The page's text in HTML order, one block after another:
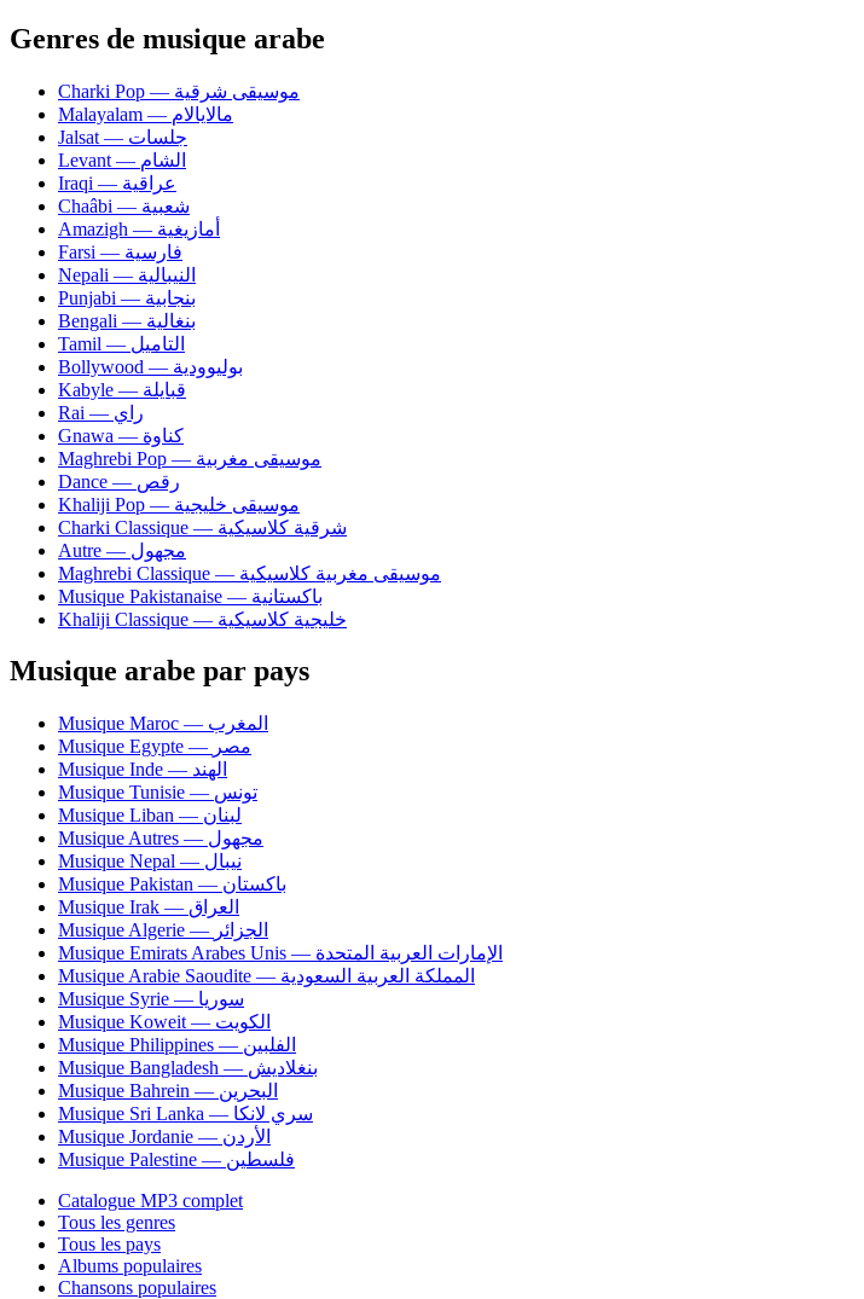
Genres de musique arabe
Charki Pop — موسيقى شرقية
Malayalam — مالايالام
Jalsat — جلسات
Levant — الشام
Iraqi — عراقية
Chaâbi — شعبية
Amazigh — أمازيغية
Farsi — فارسية
Nepali — النيبالية
Punjabi — بنجابية
Bengali — بنغالية
Tamil — التاميل
Bollywood — بوليوودية
Kabyle — قبايلة
Rai — راي
Gnawa — كناوة
Maghrebi Pop — موسيقى مغربية
Dance — رقص
Khaliji Pop — موسيقى خليجية
Charki Classique — شرقية كلاسيكية
Autre — مجهول
Maghrebi Classique — موسيقى مغربية كلاسيكية
Musique Pakistanaise — باكستانية
Khaliji Classique — خليجية كلاسيكية
Musique arabe par pays
Musique Maroc — المغرب
Musique Egypte — مصر
Musique Inde — الهند
Musique Tunisie — تونس
Musique Liban — لبنان
Musique Autres — مجهول
Musique Nepal — نيبال
Musique Pakistan — باكستان
Musique Irak — العراق
Musique Algerie — الجزائر
Musique Emirats Arabes Unis — الإمارات العربية المتحدة
Musique Arabie Saoudite — المملكة العربية السعودية
Musique Syrie — سوريا
Musique Koweit — الكويت
Musique Philippines — الفلبين
Musique Bangladesh — بنغلاديش
Musique Bahrein — البحرين
Musique Sri Lanka — سري لانكا
Musique Jordanie — الأردن
Musique Palestine — فلسطين
Catalogue MP3 complet
Tous les genres
Tous les pays
Albums populaires
Chansons populaires